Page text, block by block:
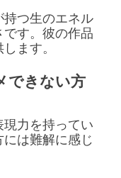
つ生のエネル
す。彼の作品
ます。
できない方
力を持ってい
は難解に感じ